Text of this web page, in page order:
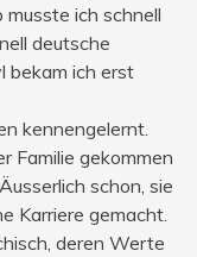
ich schnell
deutsche
bekam ich erst
kennengelernt.
Familie gekommen
schon, sie
Karriere gemacht.
deren Werte